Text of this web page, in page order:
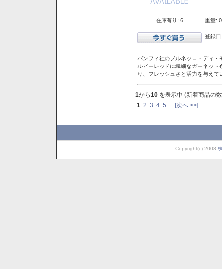
在庫有り: 6 重量:
登録
バンフィ社のブルネッロ・ディ
ルビーレッドに繊細なガーネッ
り、フレッシュさと活力を与え
1から10 を表示中 (新着商品の
1 2 3 4 5 [次へ >>]
Copyright(c) 2008